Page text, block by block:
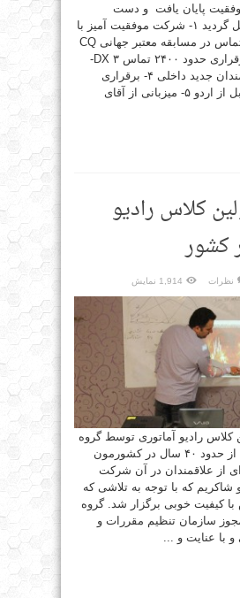
پایان یافت و دست
آوردهای زیر حاصل گردید ۱- شرکت موفقیت آمیز با
تعداد قابل توجه تماس در مسابقه معتبر جهانی CQ
Word-Wide ۲- برقراری حدود ۲۴۰۰ تماس DX ۳-
آشنایی با علاقه مندان جدید داخلی ۴- برقراری
کلاس آموزشی قبل از اردو ۵- میزبانی از آقای
کلاس رادیو
کشور
نظرات 1,914 نمایش
کلاس رادیو آماتوری توسط گروه
رادیویی البرز بعد از حدود ۴۰ سال در کشورمون
از علاقمندان در آن شرکت
شاکریم که با توجه به تلاشی که
با کیفیت خوبی برگزار شد. گروه
مجوز سازمان تنظیم مقررات و
و با عنایت و ...